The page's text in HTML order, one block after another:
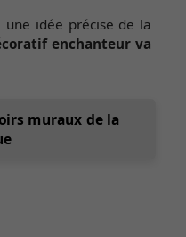
une idée précise de la
enchanteur va
muraux de la